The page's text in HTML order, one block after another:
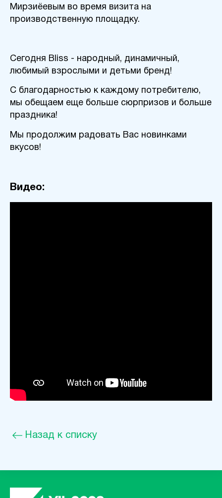
Мирзиёевым во время визита на
производственную площадку.
Сегодня Bliss - народный, динамичный,
любимый взрослыми и детьми бренд!
С благодарностью к каждому потребителю,
мы обещаем еще больше сюрпризов и больше
праздника!
Мы продолжим радовать Вас новинками
вкусов!
Видео:
Назад к списку